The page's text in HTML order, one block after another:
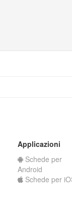
Applicazioni
Schede per
Android
Schede per